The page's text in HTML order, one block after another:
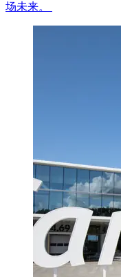
场未来。